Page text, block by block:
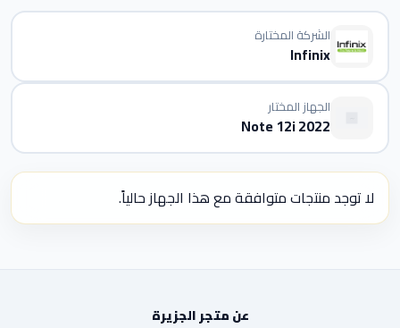
الشركة المختارة
Infinix
الجهاز المختار
Note 12i 2022
لا توجد منتجات متوافقة مع هذا الجهاز حالياً.
عن متجر الجزيرة